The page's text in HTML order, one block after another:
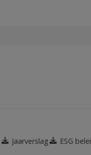
Jaarverslag ESG